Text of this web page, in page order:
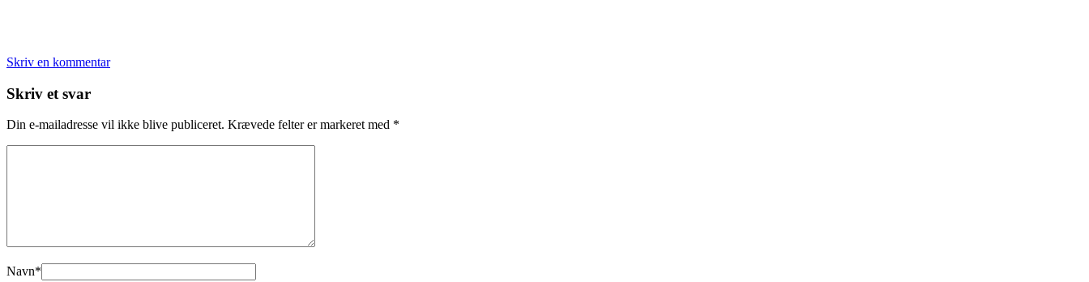
Skriv en kommentar
Skriv et svar
Din e-mailadresse vil ikke blive publiceret. Krævede felter er markeret med *
Navn*